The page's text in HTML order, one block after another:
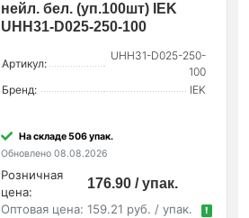
нейл. бел. (уп.100шт) IEK
UHH31-D025-250-100
Артикул:
UHH31-D025-250-
100
Бренд:
IEK
На складе 506 упак.
Обновлено 08.08.2026
Розничная
цена:
176.90 / упак.
Оптовая цена: 159.21 руб. / упак. !